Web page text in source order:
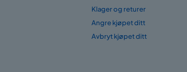
Klager og returer
Angre kjøpet ditt
Avbryt kjøpet ditt